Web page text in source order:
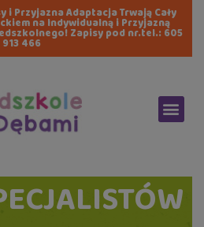
i Przyjazna Adaptacja Trwają Cały
na Indywidualną i Przyjazną
Zapisy pod nr.tel.: 605
913 466